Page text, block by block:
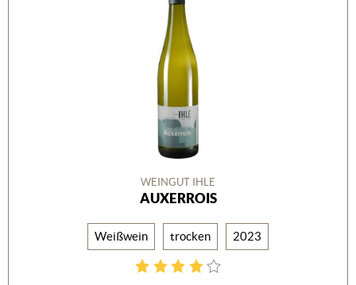
WEINGUT IHLE
AUXERROIS
Weißwein trocken 2023